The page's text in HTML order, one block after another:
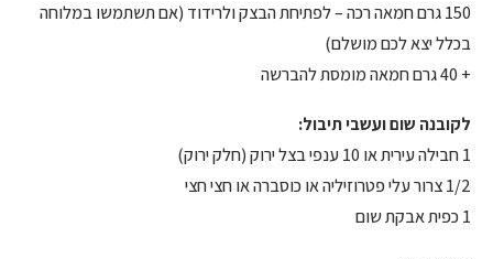
150 גרם חמאה רכה – לפתיחת הבצק ולרידוד (אם תשתמשו במלוחה
בכלל יצא לכם מושלם)
+ 40 גרם חמאה מומסת להברשה
לקובנה שום ועשבי תיבול:
1 חבילה עירית או 10 ענפי בצל ירוק (חלק ירוק)
1/2 צרור עלי פטרוזיליה או כוסברה או חצי חצי
1 כפית אבקת שום